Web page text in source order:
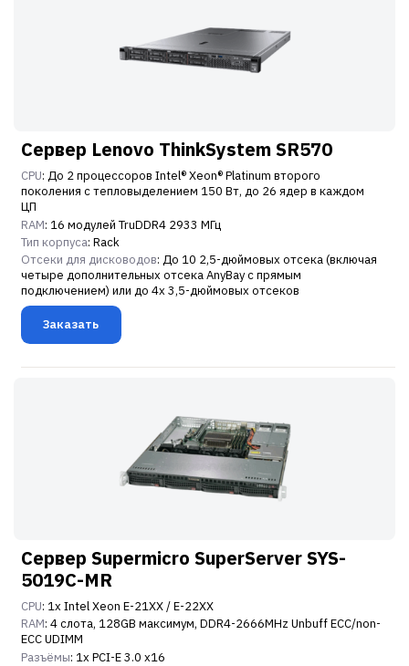
Сервер Lenovo ThinkSystem SR570
CPU: До 2 процессоров Intel® Xeon® Platinum второго
поколения с тепловыделением 150 Вт, до 26 ядер в каждом
ЦП
RAM: 16 модулей TruDDR4 2933 МГц
Тип корпуса: Rack
Отсеки для дисководов: До 10 2,5-дюймовых отсека (включая
четыре дополнительных отсека AnyBay с прямым
подключением) или до 4х 3,5-дюймовых отсеков
Заказать
Сервер Supermicro SuperServer SYS-
5019C-MR
CPU: 1x Intel Xeon E-21XX / E-22XX
RAM: 4 слота, 128GB максимум, DDR4-2666MHz Unbuff ECC/non-
ECC UDIMM
Разъёмы: 1x PCI-E 3.0 x16